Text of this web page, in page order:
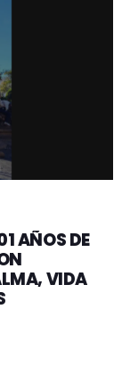
AÑOS DE
VIDA